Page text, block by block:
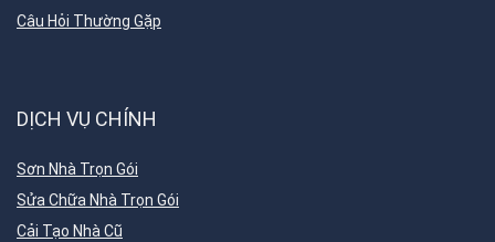
Câu Hỏi Thường Gặp
DỊCH VỤ CHÍNH
Sơn Nhà Trọn Gói
Sửa Chữa Nhà Trọn Gói
Cải Tạo Nhà Cũ